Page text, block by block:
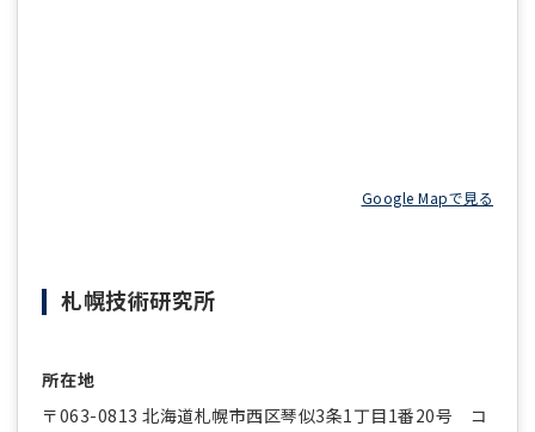
Google Mapで見る
札幌技術研究所
所在地
〒063-0813 北海道札幌市西区琴似3条1丁目1番20号 コ